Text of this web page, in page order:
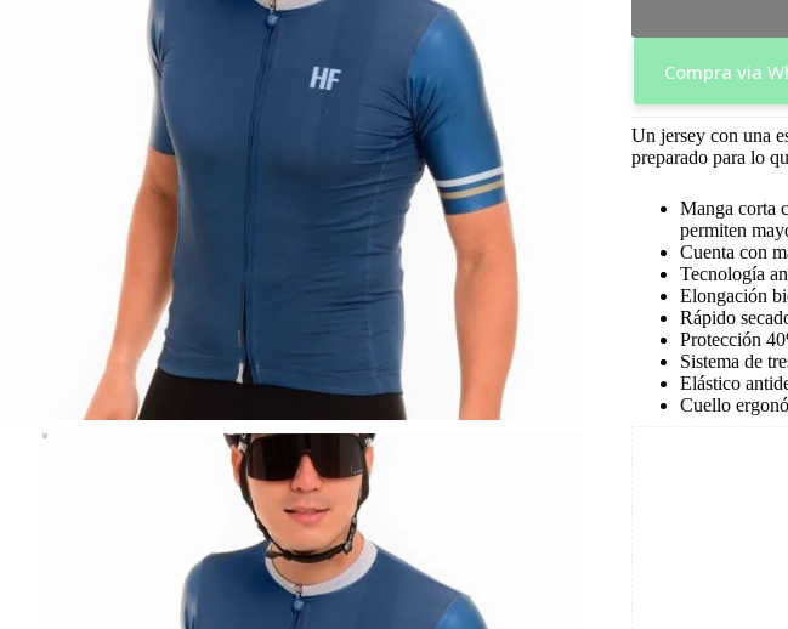
Compra via
Un jersey con una
preparado para lo
Manga corta
permiten
Cuenta con
Tecnología
Elongación
Rápido
Protección
Sistema de
Elástico
Cuello